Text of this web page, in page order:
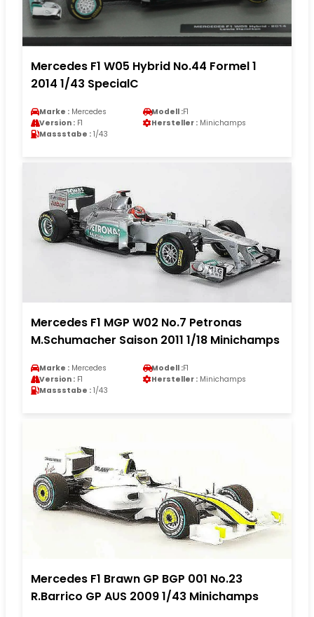
Mercedes F1 W05 Hybrid No.44 Formel 1
2014 1/43 SpecialC
Marke : Mercedes Modell :F1
Version : F1 Hersteller : Minichamps
Massstabe : 1/43
Mercedes F1 MGP W02 No.7 Petronas
M.Schumacher Saison 2011 1/18 Minichamps
Marke : Mercedes Modell :F1
Version : F1 Hersteller : Minichamps
Massstabe : 1/43
Mercedes F1 Brawn GP BGP 001 No.23
R.Barrico GP AUS 2009 1/43 Minichamps